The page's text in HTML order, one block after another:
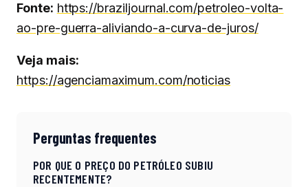
Fonte: https://braziljournal.com/petroleo-volta-
ao-pre-guerra-aliviando-a-curva-de-juros/
Veja mais:
https://agenciamaximum.com/noticias
Perguntas frequentes
POR QUE O PREÇO DO PETRÓLEO SUBIU
RECENTEMENTE?